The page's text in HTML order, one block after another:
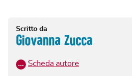
Scritto da
Giovanna Zucca
… Scheda autore